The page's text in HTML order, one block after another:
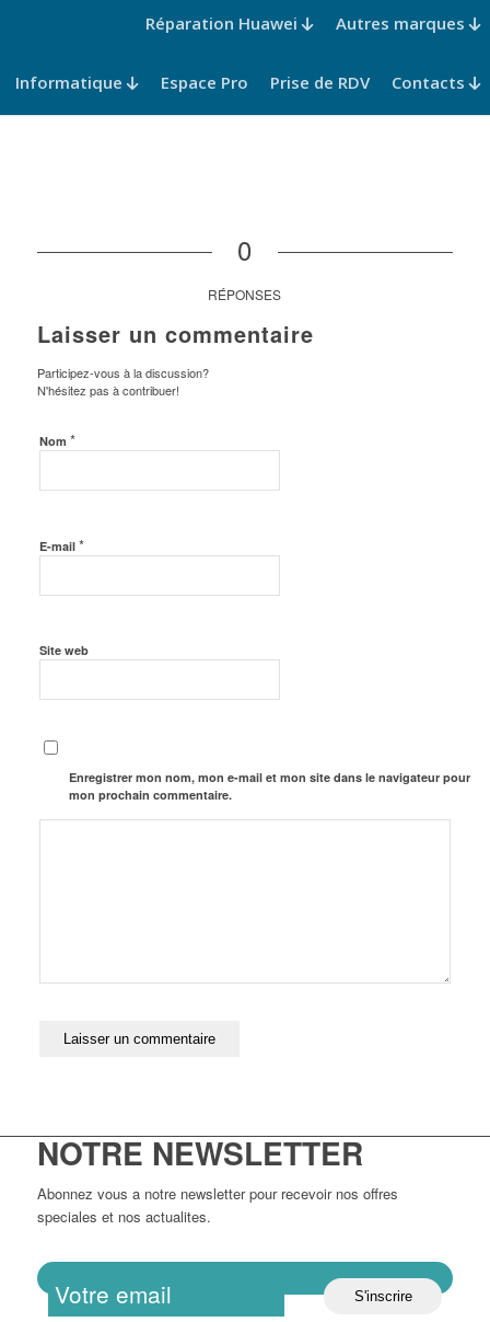
Réparation Huawei Autres marques
Informatique Espace Pro Prise de RDV Contacts
0
RÉPONSES
Laisser un commentaire
Participez-vous à la discussion?
N'hésitez pas à contribuer!
Nom *
E-mail *
Site web
Enregistrer mon nom, mon e-mail et mon site dans le navigateur pour
mon prochain commentaire.
NOTRE NEWSLETTER
Abonnez vous a notre newsletter pour recevoir nos offres
speciales et nos actualites.